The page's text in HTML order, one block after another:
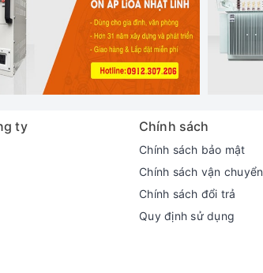
ty Chính sách
Chính sách bảo mật
Chính sách vận chuyển
Chính sách đổi trả
Quy định sử dụng